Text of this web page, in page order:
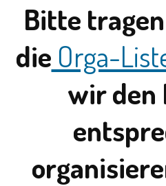
Bitte
die Orga-
wir den